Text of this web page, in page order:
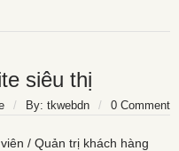
siêu thị
/ By: tkwebdn / 0 Comment
/ Quản trị khách hàng